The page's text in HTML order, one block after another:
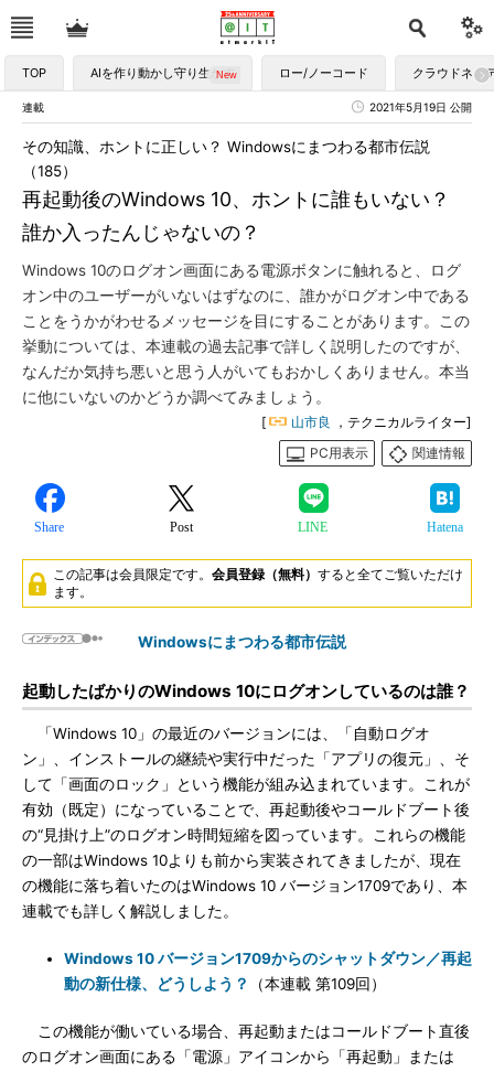
TOP AIを作り動かし守り生かす ロー/ノーコード クラウドネイ
連載 2021年5月19日 公開
再起動後のWindows 10、ホントに誰もいない？
誰か入ったんじゃないの？
その知識、ホントに正しい？ Windowsにまつわる都市伝説
（185）
Windows 10のログオン画面にある電源ボタンに触れると、ログ
オン中のユーザーがいないはずなのに、誰かがログオン中である
ことをうかがわせるメッセージを目にすることがあります。この
挙動については、本連載の過去記事で詳しく説明したのですが、
なんだか気持ち悪いと思う人がいてもおかしくありません。本当
に他にいないのかどうか調べてみましょう。
[ 山市良
，テクニカルライター]
PC用表示
関連情報
Share Post LINE Hatena
この記事は会員限定です。 会員登録（無料） すると全てご覧いただけ
ます。
Windowsにまつわる都市伝説
起動したばかりのWindows 10にログオンしているのは誰？
「Windows 10」の最近のバージョンには、「自動ログオ
ン」、インストールの継続や実行中だった「アプリの復元」、そ
して「画面のロック」という機能が組み込まれています。これが
有効（既定）になっていることで、再起動後やコールドブート後
の“見掛け上”のログオン時間短縮を図っています。これらの機能
の一部はWindows 10よりも前から実装されてきましたが、現在
の機能に落ち着いたのはWindows 10 バージョン1709であり、本
連載でも詳しく解説しました。
Windows 10 バージョン1709からのシャットダウン／再起
動の新仕様、どうしよう？
（本連載 第109回）
この機能が働いている場合、再起動またはコールドブート直後
のログオン画面にある「電源」アイコンから「再起動」または